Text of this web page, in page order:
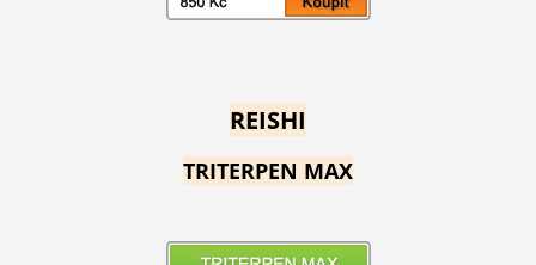
REISHI
TRITERPEN MAX